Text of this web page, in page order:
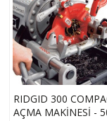
RIDGID 300
AÇMA MAKİNESİ -